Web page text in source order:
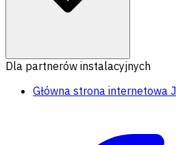
Dla partnerów instalacyjnych
Główna strona internetowa